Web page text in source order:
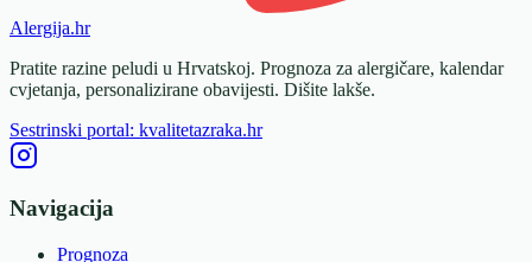
Alergija.hr
Pratite razine peludi u Hrvatskoj. Prognoza za alergičare, kalendar
cvjetanja, personalizirane obavijesti. Dišite lakše.
Sestrinski portal: kvalitetazraka.hr
Navigacija
Prognoza